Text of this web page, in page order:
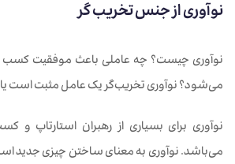
نوآوری از جنس تخریب‌ گر
نوآوری چیست؟ چه عاملی باعث موفقیت کسب
می‌شود؟ نوآوری تخریب‌گر یک عامل مثبت است
نوآوری برای بسیاری از رهبران استارتاپ و
می‌باشد. نوآوری به معنای ساختن چیزی جدید است